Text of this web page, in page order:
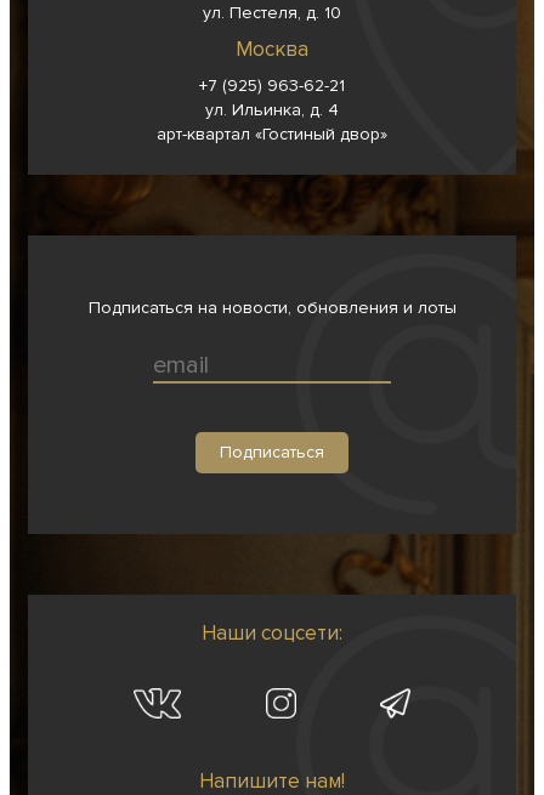
ул. Пестеля, д. 10
Москва
+7 (925) 963-62-21
ул. Ильинка, д. 4
арт-квартал «Гостиный двор»
Подписаться на новости, обновления и лоты
Наши соцсети:
Напишите нам!